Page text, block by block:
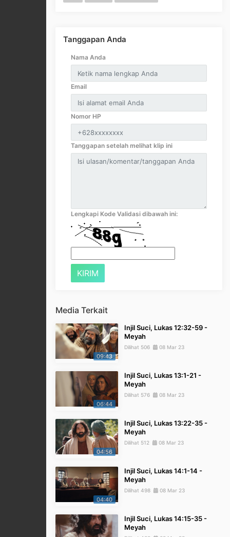
Tanggapan Anda
Nama Anda
Email
Nomor HP
Tanggapan setelah melihat klip ini
Lengkapi Kode Validasi dibawah ini:
Media Terkait
09:43
Injil Suci, Lukas 12:32-59 -
Meyah
Dilihat 506 08 Mar 23
06:44
Injil Suci, Lukas 13:1-21 -
Meyah
Dilihat 576 08 Mar 23
04:56
Injil Suci, Lukas 13:22-35 -
Meyah
Dilihat 512 08 Mar 23
04:40
Injil Suci, Lukas 14:1-14 -
Meyah
Dilihat 498 08 Mar 23
Injil Suci, Lukas 14:15-35 -
Meyah